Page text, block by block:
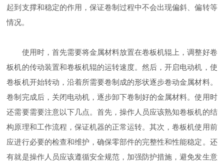
起到支撑和稳定的作用，保证卷制过程中不会出现偏斜、偏转等
情况。
使用时，首先需要将金属材料放置在卷板机辊上，调整好卷
板机的传动装置和卷板机辊的运转速度。然后，开启电动机，使
卷板机开始转动，沿着所需要卷制成的形状逐步卷动金属材料。
卷制完成后，关闭电动机，逐步卸下卷制好的金属材料。使用时
还需要需要注意以下几点。首先，操作人员应该熟知卷板机的结
构原理和工作流程，保证机器的正常运转。其次，卷板机使用前
应进行必要的检查和维护，确保零部件的完整性和性能稳定。还
有就是操作人员应该遵循安全规范，加强防护措施，避免发生意